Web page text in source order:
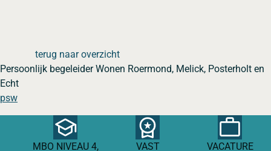
terug naar overzicht
Persoonlijk begeleider Wonen Roermond, Melick, Posterholt en
Echt
psw
MBO NIVEAU 4, VAST VACATURE